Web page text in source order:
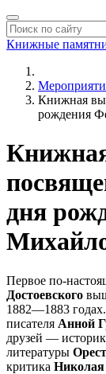
Книжные
Книжная
рождения
дня
Первое по-
Достоевского
1882—1883
писателя Анной
друзей —
литературы
критика Николая